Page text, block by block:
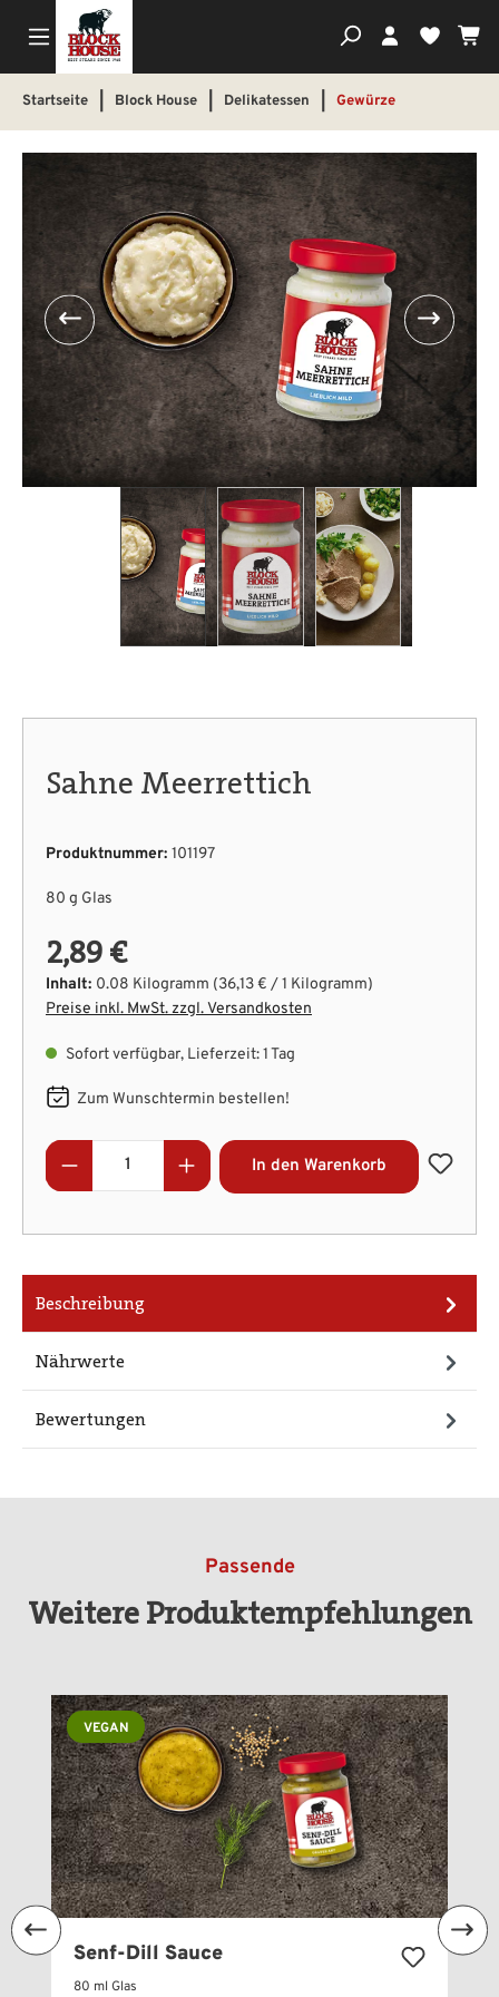
Du
Startseite Block House Delikatessen Gewürze
Bildergalerie überspringen
Sahne Meerrettich
Produktnummer: 101197
80 g Glas
2,89 €
Inhalt: 0.08 Kilogramm (36,13 € / 1 Kilogramm)
Preise inkl. MwSt. zzgl. Versandkosten
Sofort verfügbar, Lieferzeit: 1 Tag
Zum Wunschtermin bestellen!
Produkt Anzahl: Gib den gewünschten
In den Warenkorb
Beschreibung
Nährwerte
Bewertungen
Passende
Weitere Produktempfehlungen
VEGAN
Senf-Dill Sauce
80 ml Glas